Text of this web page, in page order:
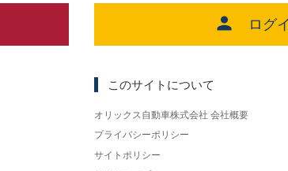
ログ
このサイトについて
オリックス自動車株式会社 会社概要
プライバシーポリシー
サイトポリシー